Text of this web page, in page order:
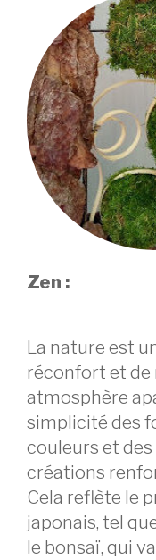
Zen :
La nature est
réconfort et de
atmosphère
simplicité des
couleurs et
créations
Cela reflète le
japonais, tel
le bonsaï, qui